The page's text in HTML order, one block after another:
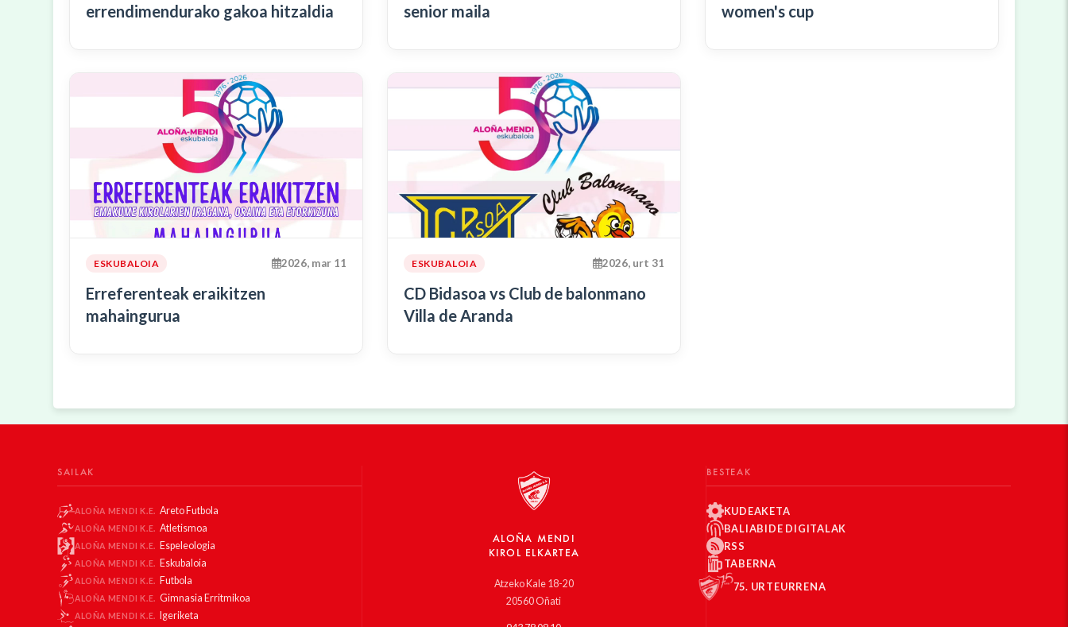
errendimendurako gakoa hitzaldia
senior maila
women's cup
ESKUBALOIA 2026, mar 11
Erreferenteak eraikitzen
mahaingurua
ESKUBALOIA 2026, urt 31
CD Bidasoa vs Club de balonmano
Villa de Aranda
SAILAK
ALOÑA MENDI K.E. Areto Futbola
ALOÑA MENDI K.E. Atletismoa
ALOÑA MENDI K.E. Espeleologia
ALOÑA MENDI K.E. Eskubaloia
ALOÑA MENDI K.E. Futbola
ALOÑA MENDI K.E. Gimnasia Erritmikoa
ALOÑA MENDI K.E.
Igeriketa
ALOÑA MENDI
KIROL ELKARTEA
Atzeko Kale 18-20
20560 Oñati
BESTEAK
KUDEAKETA
BALIABIDE DIGITALAK
RSS
TABERNA
75. URTEURRENA